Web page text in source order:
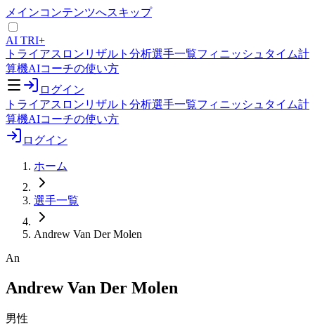
メインコンテンツへスキップ
AI TRI+
トライアスロンリザルト分析選手一覧フィニッシュタイム計
算機AIコーチの使い方
ログイン
トライアスロンリザルト分析選手一覧フィニッシュタイム計
算機AIコーチの使い方
ログイン
ホーム
選手一覧
Andrew Van Der Molen
An
Andrew Van Der Molen
男性